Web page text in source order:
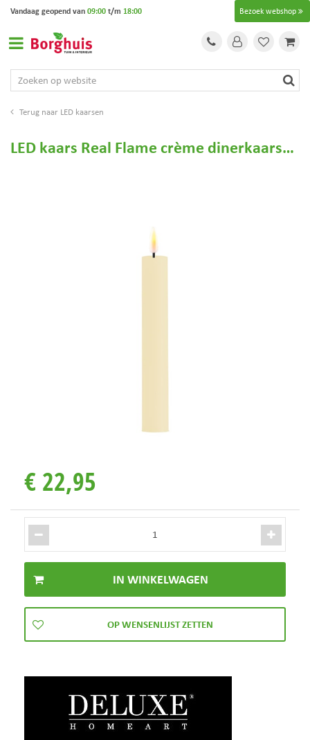
LED kaarsen
Bezoek webshop
Vandaag geopend van09:00t/m 18:00
LED kaars Real Flame crème dinerkaarsen ↕15 cm set van 2
€ 22,95